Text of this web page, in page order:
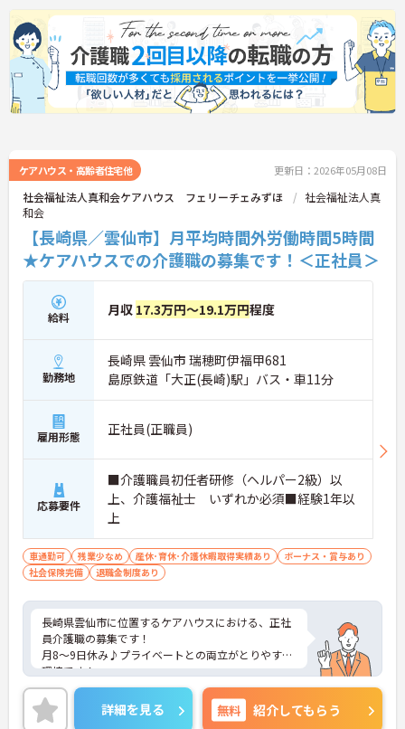
ケアハウス・高齢者住宅他 更新日：2026年05月08日
社会福祉法人真和会ケアハウス フェリーチェみずほ
社会福祉法人真
和会
【長崎県／雲仙市】月平均時間外労働時間5時間
★ケアハウスでの介護職の募集です！＜正社員＞
給料 月収 17.3万円～19.1万円程度
勤務地
長崎県 雲仙市 瑞穂町伊福甲681
島原鉄道「大正(長崎)駅」バス・車11分
雇用形態 正社員(正職員)
応募要件
■介護職員初任者研修（ヘルパー2級）以
上、介護福祉士 いずれか必須■経験1年以
上
車通勤可 残業少なめ 産休･育休･介護休暇取得実績あり
ボーナス・賞与あり
社会保険完備
退職金制度あり
長崎県雲仙市に位置するケアハウスにおける、正社
員介護職の募集です！
月8～9日休み♪プライベートとの両立がとりやすい
環境です！
ご興味ある方には、面接対策ポイントなど、さらに
詳細をお話しいたしますのでお気軽にご相談くださ
い。
詳細を見る 無料 紹介してもらう